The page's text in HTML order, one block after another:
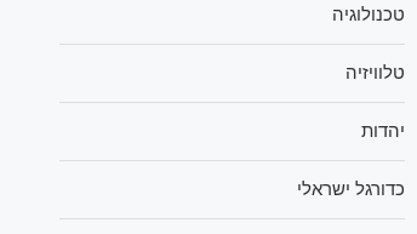
טכנולוגיה
טלוויזיה
יהדות
כדורגל ישראלי